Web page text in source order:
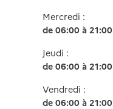
Mercredi :
de 06:00 à 21:00
Jeudi :
de 06:00 à 21:00
Vendredi :
de 06:00 à 21:00